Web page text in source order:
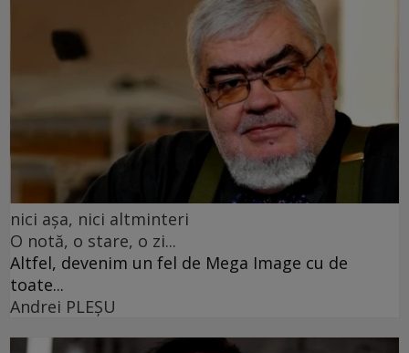
nici așa, nici altminteri
O notă, o stare, o zi...
Altfel, devenim un fel de Mega Image cu de
toate...
Andrei PLEŞU